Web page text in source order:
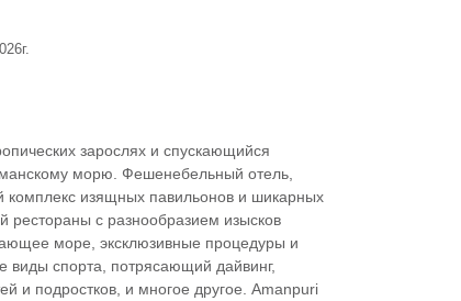
зарослях и спускающийся
морю. Фешенебельный отель,
комплекс изящных павильонов и шикарных
рестораны с разнообразием изысков
море, эксклюзивные процедуры и
виды спорта, потрясающий дайвинг,
и подростков, и многое другое. Amanpuri